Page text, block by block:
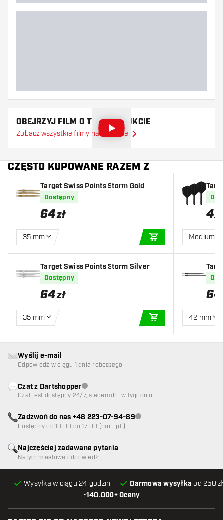
Długość grota
OBEJRZYJ FILM O TYM PRODUKCIE
Zobacz wszystkie filmy na YouTube
CZĘSTO KUPOWANE RAZEM Z
Target Swiss Points Storm Gold
Dostępny
64zł
35 mm
DODAJ DO
Target Swiss Points Storm Silver
Dostępny
64zł
35 mm
DODAJ DO
47
Medium
ittler
64
42 mm
•140.000+ Oceny
Wysyłka w ciągu 24 godzin Darmowa wysyłka od 250
Najczęściej zadawane pytania
Natychmiastowa odpowiedź
Wyślij e-mail
Odpowiedź w ciągu 1 dnia roboczego
Czat z DartshopperObsługa klienta niedostępna
Czat jest dostępny 24/7, siedem dni w tygodniu
Zadzwoń do nas +48 223-07-94-89Obsługa klienta niedostępna
Dostępny od 10:00 do 17:00 (pon.-pt.)